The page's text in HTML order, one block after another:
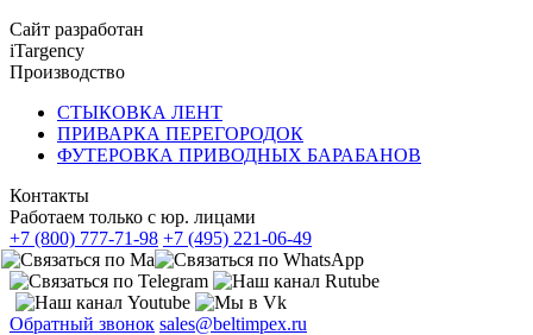
Сайт разработан
iTargency
Производство
СТЫКОВКА ЛЕНТ
ПРИВАРКА ПЕРЕГОРОДОК
ФУТЕРОВКА ПРИВОДНЫХ БАРАБАНОВ
Контакты
Работаем только с юр. лицами
+7 (800) 777-71-98 +7 (495) 221-06-49
Обратный звонок sales@beltimpex.ru